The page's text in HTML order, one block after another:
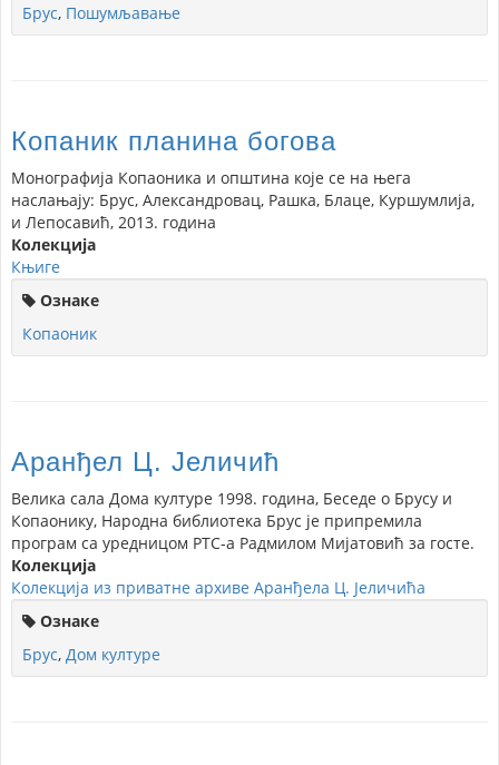
Брус, Пошумљавање
Копаник планина богова
Монографија Копаоника и општина које се на њега
наслањају: Брус, Александровац, Рашка, Блаце, Куршумлија,
и Лепосавић, 2013. година
Колекција
Књиге
Ознаке
Копаоник
Аранђел Ц. Јеличић
Велика сала Дома културе 1998. година, Беседе о Брусу и
Копаонику, Народна библиотека Брус је припремила
програм са уредницом РТС-а Радмилом Мијатовић за госте.
Колекција
Колекција из приватне архиве Аранђела Ц. Јеличића
Ознаке
Брус, Дом културе